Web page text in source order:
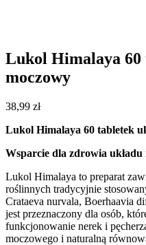
Lukol Himalaya 60
moczowy
38,99 zł
Lukol Himalaya 60 tabletek
Wsparcie dla zdrowia układu
Lukol Himalaya to preparat
roślinnych tradycyjnie
Crataeva nurvala, Boerhaavia
jest przeznaczony dla osób,
funkcjonowanie nerek i
moczowego i naturalną